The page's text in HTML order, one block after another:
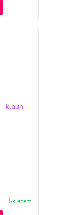
Skladem